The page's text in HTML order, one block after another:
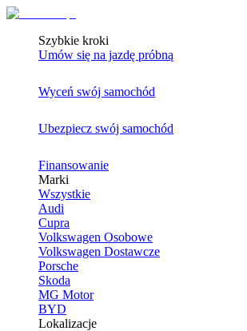
Szybkie kroki
Umów się na jazdę próbną
Wyceń swój samochód
Ubezpiecz swój samochód
Finansowanie
Marki
Wszystkie
Audi
Cupra
Volkswagen Osobowe
Volkswagen Dostawcze
Porsche
Skoda
MG Motor
BYD
Lokalizacje